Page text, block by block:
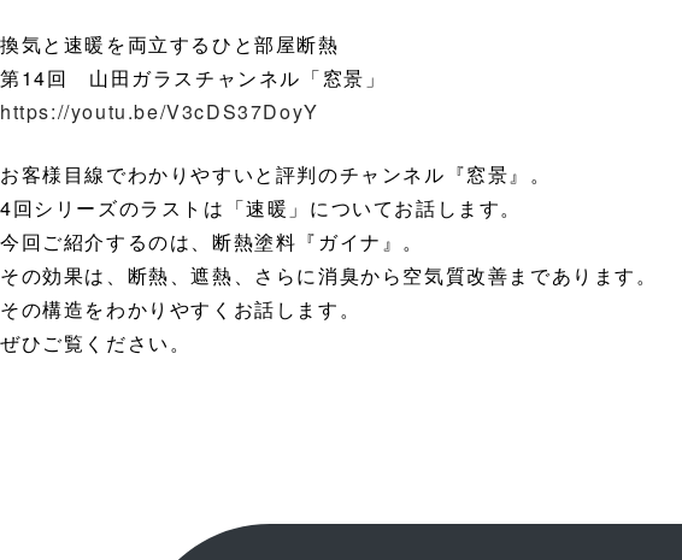
換気と速暖を両立するひと部屋断熱
第14回 山田ガラスチャンネル「窓景」
https://youtu.be/V3cDS37DoyY
お客様目線でわかりやすいと評判のチャンネル『窓景』。
4回シリーズのラストは「速暖」についてお話します。
今回ご紹介するのは、断熱塗料『ガイナ』。
その効果は、断熱、遮熱、さらに消臭から空気質改善まであります。
その構造をわかりやすくお話します。
ぜひご覧ください。